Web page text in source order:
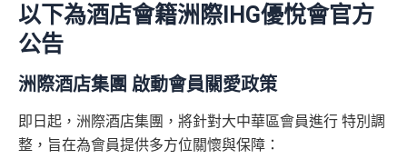
以下為酒店會籍洲際IHG優悅會官方
公告
洲際酒店集團 啟動會員關愛政策
即日起，洲際酒店集團，將針對大中華區會員進行 特別調
整，旨在為會員提供多方位關懷與保障：